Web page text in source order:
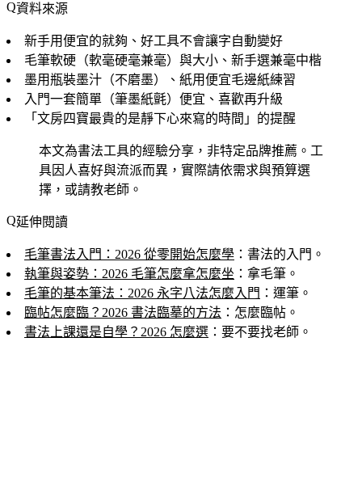
資料來源
新手用便宜的就夠、好工具不會讓字自動變好
毛筆軟硬（軟毫硬毫兼毫）與大小、新手選兼毫中楷
墨用瓶裝墨汁（不磨墨）、紙用便宜毛邊紙練習
入門一套簡單（筆墨紙氈）便宜、喜歡再升級
「文房四寶最貴的是靜下心來寫的時間」的提醒
本文為書法工具的經驗分享，非特定品牌推薦。工
具因人喜好與流派而異，實際請依需求與預算選
擇，或請教老師。
延伸閱讀
毛筆書法入門：2026 從零開始怎麼學 ：書法的入門。
執筆與姿勢：2026 毛筆怎麼拿怎麼坐 ：拿毛筆。
毛筆的基本筆法：2026 永字八法怎麼入門 ：運筆。
臨帖怎麼臨？2026 書法臨摹的方法 ：怎麼臨帖。
書法上課還是自學？2026 怎麼選 ：要不要找老師。